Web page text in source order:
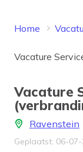
Home
Vacature
Vacature
LocatieRavenstein
Geplaatst: 06-